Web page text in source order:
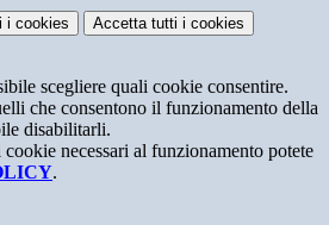
i cookies Accetta tutti i cookies
scegliere quali cookie consentire.
che consentono il funzionamento della
disabilitarli.
necessari al funzionamento potete
.